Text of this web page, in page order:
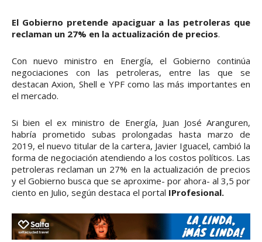
El Gobierno pretende apaciguar a las petroleras que
reclaman un 27% en la actualización de precios.
Con nuevo ministro en Energía, el Gobierno continúa
negociaciones con las petroleras, entre las que se
destacan Axion, Shell e YPF como las más importantes en
el mercado.
Si bien el ex ministro de Energía, Juan José Aranguren,
habría prometido subas prolongadas hasta marzo de
2019, el nuevo titular de la cartera, Javier Iguacel, cambió la
forma de negociación atendiendo a los costos políticos. Las
petroleras reclaman un 27% en la actualización de precios
y el Gobierno busca que se aproxime- por ahora- al 3,5 por
ciento en Julio, según destaca el portal IProfesional.